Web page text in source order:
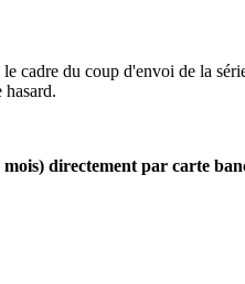
cadre du coup d'envoi de la
directement par carte